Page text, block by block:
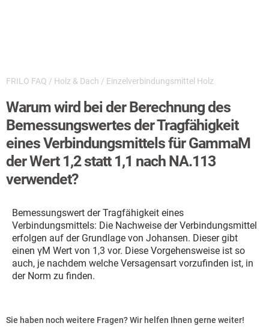
FRILO FAQ / Holz & Dach / Einzelverbindungsmittel Holz
Warum wird bei der Berechnung des
Bemessungswertes der Tragfähigkeit
eines Verbindungsmittels für GammaM
der Wert 1,2 statt 1,1 nach NA.113
verwendet?
Bemessungswert der Tragfähigkeit eines
Verbindungsmittels: Die Nachweise der Verbindungsmittel
erfolgen auf der Grundlage von Johansen. Dieser gibt
einen γM Wert von 1,3 vor. Diese Vorgehensweise ist so
auch, je nachdem welche Versagensart vorzufinden ist, in
der Norm zu finden.
Sie haben noch weitere Fragen? Wir helfen Ihnen gerne weiter!